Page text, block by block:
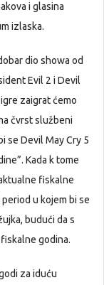
i glasina
izlaska.
dio showa od
Evil 2 i Devil
zaigrat ćemo
čvrst službeni
se Devil May Cry 5
Kada k tome
fiskalne
u kojem bi se
budući da s
godina.
za iduću